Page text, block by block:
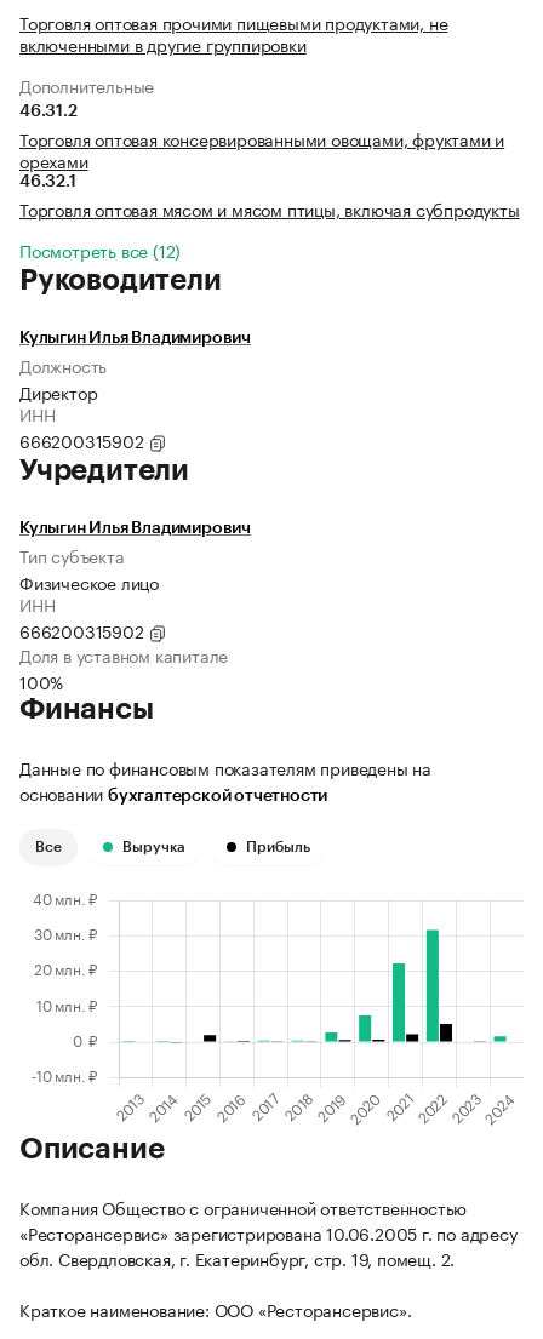
Торговля оптовая прочими пищевыми продуктами, не
включенными в другие группировки
Дополнительные
46.31.2
Торговля оптовая консервированными овощами, фруктами и
орехами
46.32.1
Торговля оптовая мясом и мясом птицы, включая субпродукты
Посмотреть все (12)
Руководители
Кулыгин Илья Владимирович
Должность
Директор
ИНН
666200315902
Учредители
Кулыгин Илья Владимирович
Тип субъекта
Физическое лицо
ИНН
666200315902
Доля в уставном капитале
100%
Финансы
Данные по финансовым показателям приведены на
основании бухгалтерской отчетности
Все Выручка Прибыль
Описание
Компания Общество с ограниченной ответственностью
«Ресторансервис» зарегистрирована 10.06.2005 г. по адресу
обл. Свердловская, г. Екатеринбург, стр. 19, помещ. 2.
Краткое наименование: ООО «Ресторансервис».